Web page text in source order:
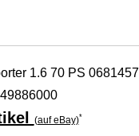
1.6 70 PS
(auf eBay)*